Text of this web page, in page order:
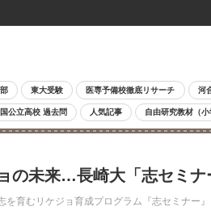
東大受験 医専予備校徹底リサーチ 河
公立高校 過去問 人気記事 自由研究教材（小
の未来…長崎大「志セミナ
育むリケジョ育成プログラム『志セミナー